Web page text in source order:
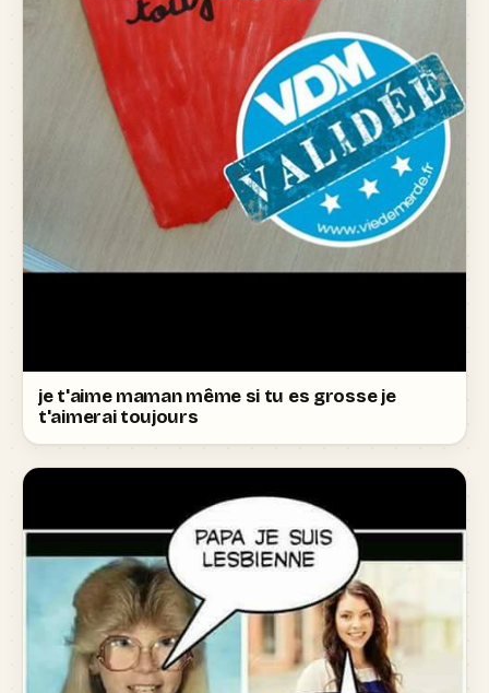
je t'aime maman même si tu es grosse je
t'aimerai toujours